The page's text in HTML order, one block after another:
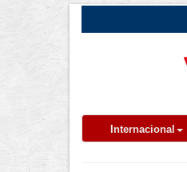
Internacional